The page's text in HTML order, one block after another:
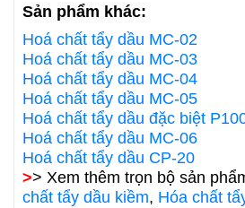
Sản phẩm khác:
Hoá chất tẩy dầu MC-02
Hoá chất tẩy dầu MC-03
Hoá chất tẩy dầu MC-04
Hoá chất tẩy dầu MC-05
Hoá chất tẩy dầu đặc biệt
Hoá chất tẩy dầu MC-06
Hoá chất tẩy dầu CP-20
>> Xem thêm trọn bộ sản
chất tẩy dầu kiềm, Hóa chất